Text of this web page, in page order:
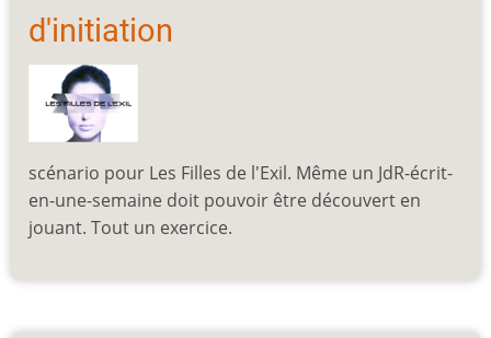
d'initiation
scénario pour Les Filles de l'Exil. Même un JdR-écrit-
en-une-semaine doit pouvoir être découvert en
jouant. Tout un exercice.